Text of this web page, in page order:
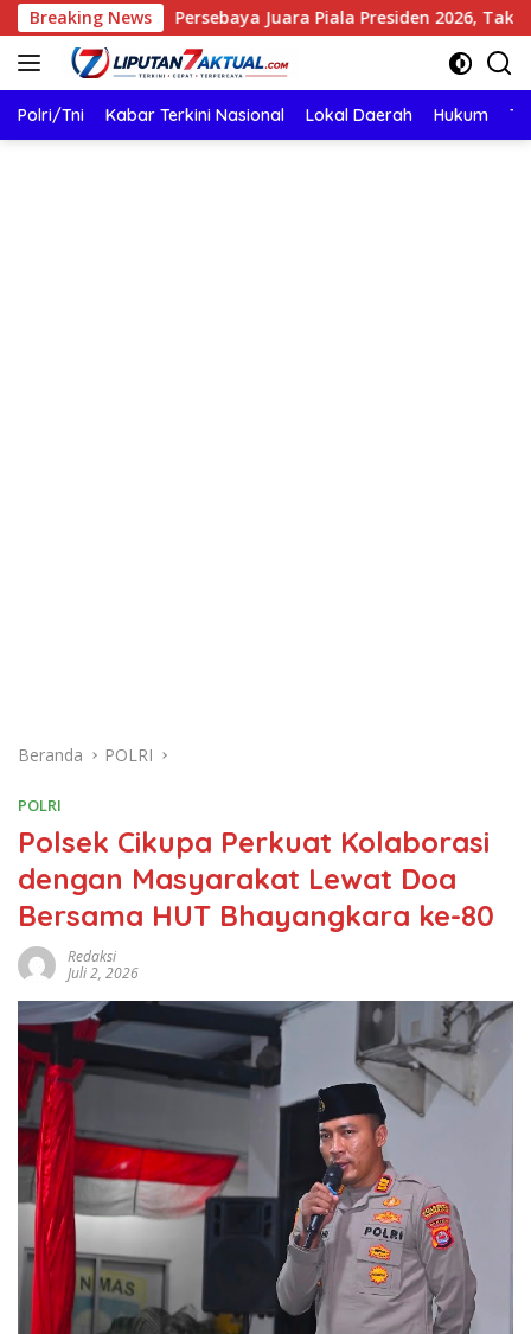
Langsung
ke
konten
Breaking News
Persebaya Juara Piala Presiden 2026, Taklukkan Persib
Polri/Tni Kabar Terkini Nasional Lokal Daerah Hukum
Beranda POLRI
POLRI
Polsek Cikupa Perkuat Kolaborasi
dengan Masyarakat Lewat Doa
Bersama HUT Bhayangkara ke-80
Redaksi
Juli 2, 2026